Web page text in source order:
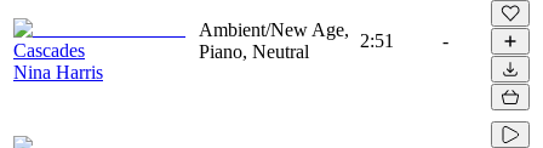
Cascades
Nina Harris
Ambient/New Age,
Piano, Neutral
2:51 -